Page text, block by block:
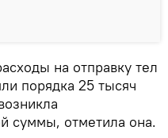
на отправку тел
порядка 25 тысяч
суммы, отметила она.